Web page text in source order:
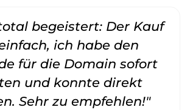
begeistert: Der Kauf
ich habe den
für die Domain sofort
und konnte direkt
Sehr zu empfehlen!"